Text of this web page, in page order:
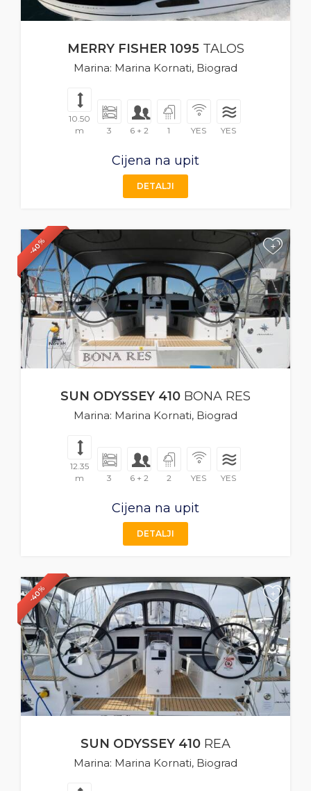
MERRY FISHER 1095TALOS
Marina: Marina Kornati, Biograd
10.50
m
3 6 + 2 1 YES YES
Cijena na upit
DETALJI
-40% +
SUN ODYSSEY 410 BONA RES
Marina: Marina Kornati, Biograd
12.35
m
3 6 + 2 2 YES YES
Cijena na upit
DETALJI
-40% +
SUN ODYSSEY 410 REA
Marina: Marina Kornati, Biograd